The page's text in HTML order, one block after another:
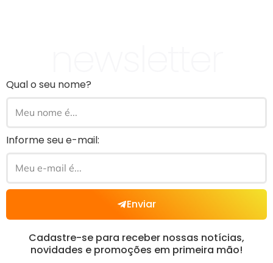
Qual o seu nome?
Informe seu e-mail:
Enviar
Cadastre-se para receber nossas notícias,
novidades e promoções em primeira mão!